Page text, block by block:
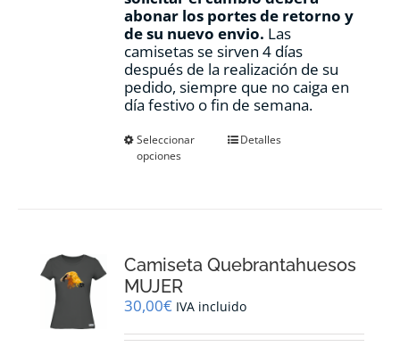
abonar los portes de retorno y
de su nuevo envio. Las
camisetas se sirven 4 días
después de la realización de su
pedido, siempre que no caiga en
día festivo o fin de semana.
Seleccionar
opciones
Este
se
elegir
la
Detalles
Camiseta Quebrantahuesos
MUJER
30,00€ IVA incluido